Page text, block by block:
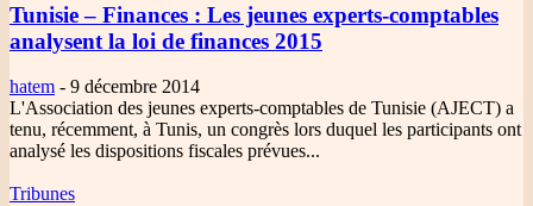
Tunisie – Finances : Les jeunes experts-comptables
analysent la loi de finances 2015
hatem - 9 décembre 2014
L'Association des jeunes experts-comptables de Tunisie (AJECT) a
tenu, récemment, à Tunis, un congrès lors duquel les participants ont
analysé les dispositions fiscales prévues...
Tribunes